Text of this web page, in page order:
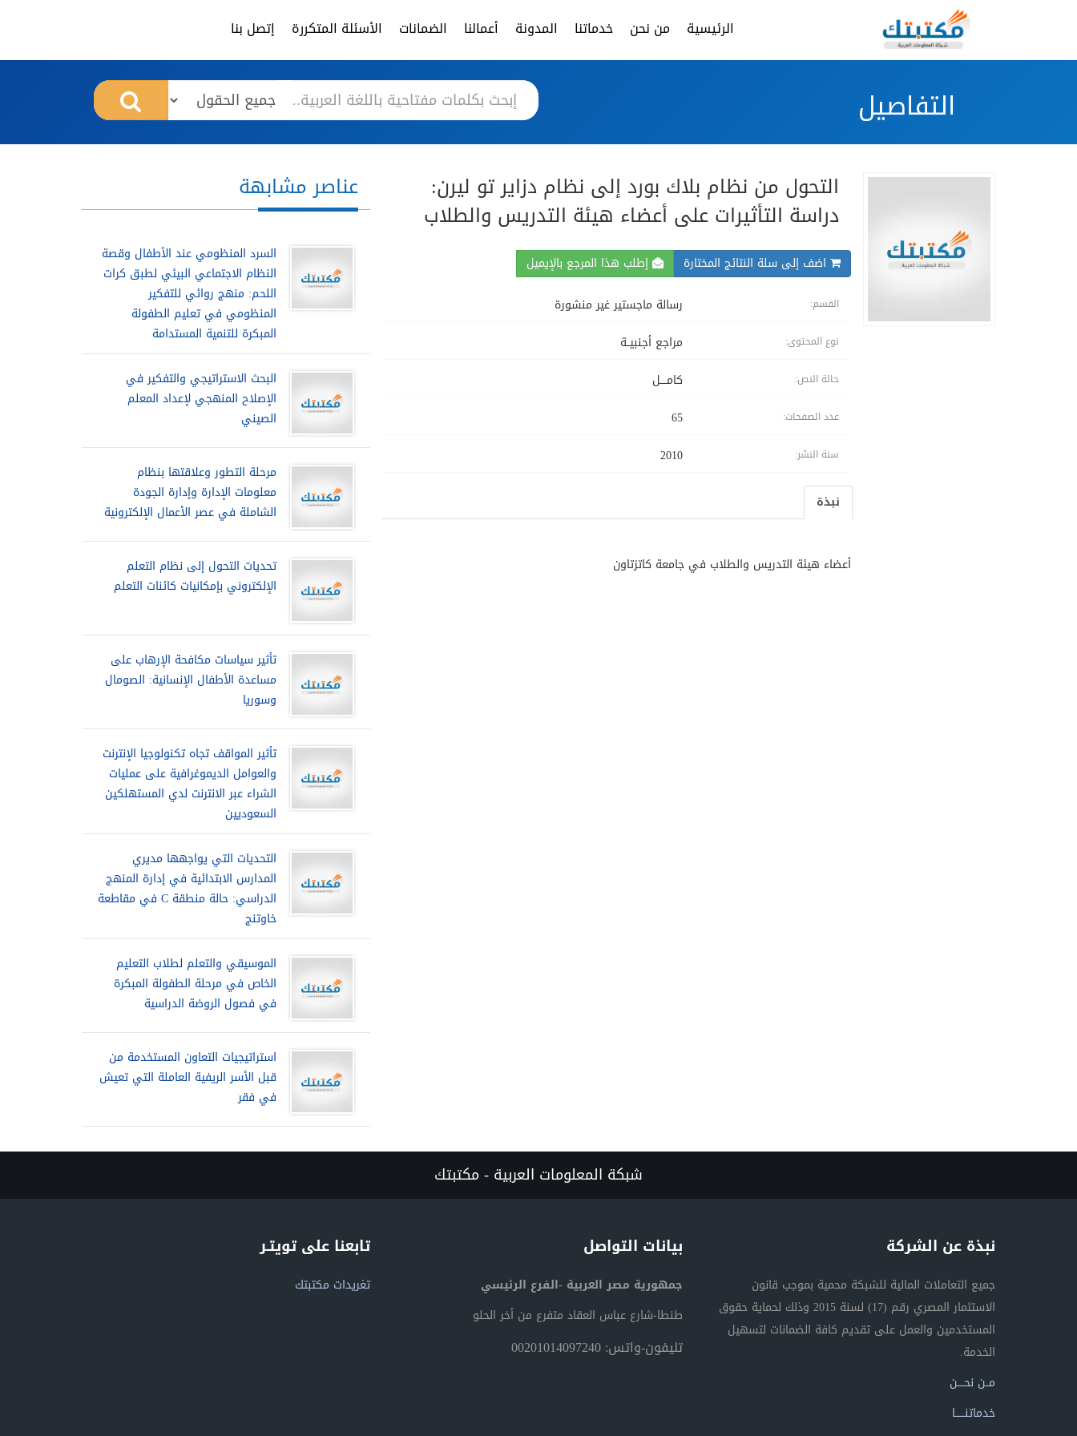
الرئيسية من نحن خدماتنا المدونة أعمالنا الضمانات الأسئلة المتكررة إتصل بنا
التفاصيل
التحول من نظام بلاك بورد إلى نظام دزاير تو ليرن:
دراسة التأثيرات على أعضاء هيئة التدريس والطلاب
اضف إلى سلة النتائج المختارة إطلب هذا المرجع بالإيميل
القسم: رسالة ماجستير غير منشورة
نوع المحتوى: مراجع أجنبيــة
حالة النص: كامــــل
عدد الصفحات: 65
سنة النشر: 2010
نبذة
أعضاء هيئة التدريس والطلاب في جامعة كاتزتاون
عناصر مشابهة
السرد المنظومي عند الأطفال وقصة
النظام الاجتماعي البيئي لطبق كرات
اللحم: منهج روائي للتفكير
المنظومي في تعليم الطفولة
المبكرة للتنمية المستدامة
البحث الاستراتيجي والتفكير في
الإصلاح المنهجي لإعداد المعلم
الصيني
مرحلة التطور وعلاقتها بنظام
معلومات الإدارة وإدارة الجودة
الشاملة في عصر الأعمال الإلكترونية
تحديات التحول إلى نظام التعلم
الإلكتروني بإمكانيات كائنات التعلم
تأثير سياسات مكافحة الإرهاب على
مساعدة الأطفال الإنسانية: الصومال
وسوريا
تأثير المواقف تجاه تكنولوجيا الإنترنت
والعوامل الديموغرافية على عمليات
الشراء عبر الانترنت لدي المستهلكين
السعوديين
التحديات التي يواجهها مديري
المدارس الابتدائية في إدارة المنهج
الدراسي: حالة منطقة C في مقاطعة
خاوتنج
الموسيقي والتعلم لطلاب التعليم
الخاص في مرحلة الطفولة المبكرة
في فصول الروضة الدراسية
استراتيجيات التعاون المستخدمة من
قبل الأسر الريفية العاملة التي تعيش
في فقر
شبكة المعلومات العربية - مكتبتك
نبذة عن الشركة
جميع التعاملات المالية للشبكة محمية بموجب قانون
الاستثمار المصري رقم (17) لسنة 2015 وذلك لحماية حقوق
المستخدمين والعمل على تقديم كافة الضمانات لتسهيل
الخدمة.
مــن نحــــن
خدماتنــــــا
بيانات التواصل
جمهورية مصر العربية -الفرع الرئيسي
طنطا-شارع عباس العقاد متفرع من أخر الحلو
تليفون-واتس: 00201014097240
تابعنا على تويتـر
تغريدات مكتبتك